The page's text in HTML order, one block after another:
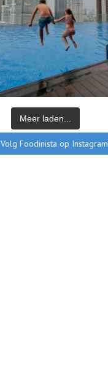
Meer laden...
Volg Foodinista op Instagram